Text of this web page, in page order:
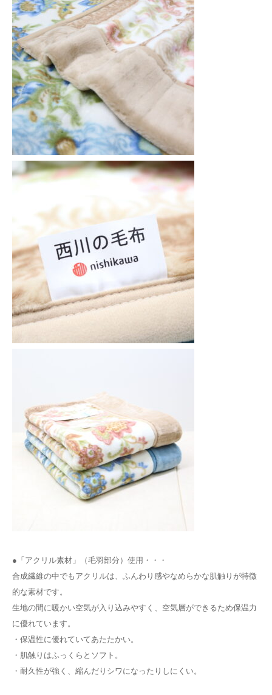
●「アクリル素材」（毛羽部分）使用・・・
合成繊維の中でもアクリルは、ふんわり感やなめらかな肌触りが特徴
的な素材です。
生地の間に暖かい空気が入り込みやすく、空気層ができるため保温力
に優れています。
・保温性に優れていてあたたかい。
・肌触りはふっくらとソフト。
・耐久性が強く、縮んだりシワになったりしにくい。